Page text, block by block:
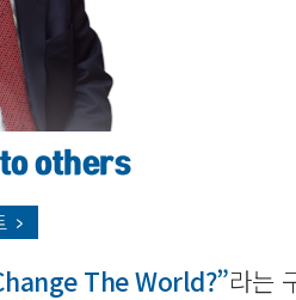
others
The World?”라는